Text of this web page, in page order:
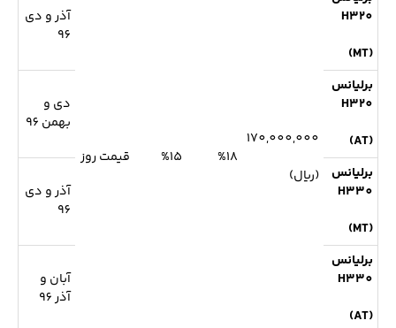
H320
(MT)
170,000,000
(ریال)
%18
%15 قیمت روز
آذر و دی
96
برلیانس
H320
(AT)
دی و
بهمن 96
برلیانس
H330
(MT)
آذر و دی
96
برلیانس
H330
(AT)
آبان و
آذر 96